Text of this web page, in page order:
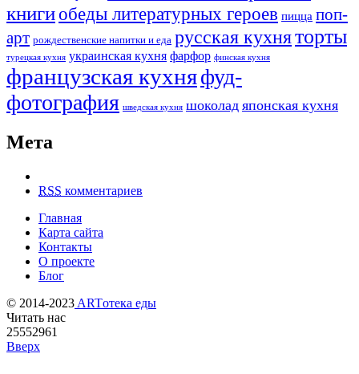
книгиобеды литературных героев пицца поп-
арт рождественские напитки и еда русская кухняторты
турецкая кухня украинская кухня фарфор финская кухня
французская кухняфуд-
фотография шведская кухня шоколад японская кухня
Мета
RSS комментариев
Главная
Карта сайта
Контакты
О проекте
Блог
© 2014-2023 ARTотека еды
Читать нас
25552961
Вверх